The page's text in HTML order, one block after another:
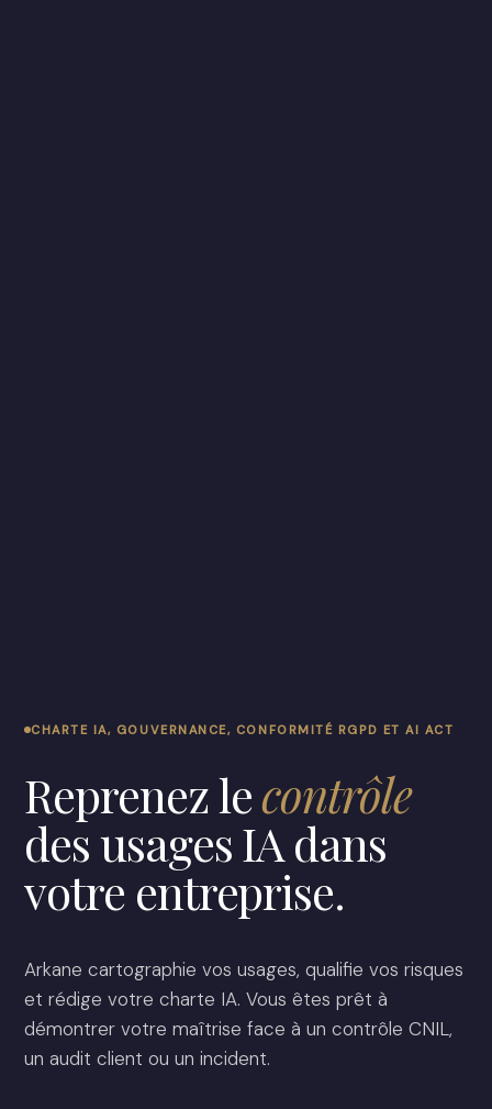
CHARTE IA, GOUVERNANCE, CONFORMITÉ RGPD ET AI ACT
Reprenezlecontrôle
desusagesIAdans
votre entreprise.
Arkane cartographie vos usages, qualifie vos risques
et rédige votre charte IA. Vous êtes prêt à
démontrer votre maîtrise face à un contrôle CNIL,
un audit client ou un incident.